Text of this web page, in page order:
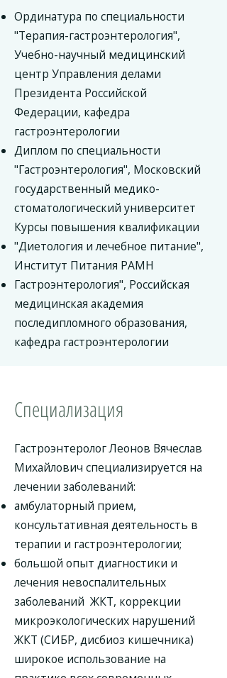
Ординатура по специальности
"Терапия-гастроэнтерология",
Учебно-научный медицинский
центр Управления делами
Президента Российской
Федерации, кафедра
гастроэнтерологии
Диплом по специальности
"Гастроэнтерология", Московский
государственный медико-
стоматологический университет
Курсы повышения квалификации
"Диетология и лечебное питание",
Институт Питания РАМН
Гастроэнтерология", Российская
медицинская академия
последипломного образования,
кафедра гастроэнтерологии
Специализация
Гастроэнтеролог Леонов Вячеслав
Михайлович специализируется на
лечении заболеваний:
амбулаторный прием,
консультативная деятельность в
терапии и гастроэнтерологии;
большой опыт диагностики и
лечения невоспалительных
заболеваний ЖКТ, коррекции
микроэкологических нарушений
ЖКТ (СИБР, дисбиоз кишечника)
широкое использование на